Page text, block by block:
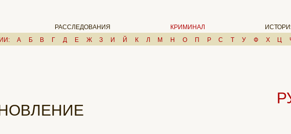
РАССЛЕДОВАНИЯ КРИМИНАЛ
А Б В Г Д Е Ж З И Й К Л М Н О П Р С Т У Ф Х Ц